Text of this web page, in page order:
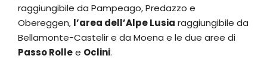
raggiungibile da Pampeago, Predazzo e
Obereggen, l’area dell’Alpe Lusia raggiungibile da
Bellamonte-Castelir e da Moena e le due aree di
Passo Rollee Oclini.